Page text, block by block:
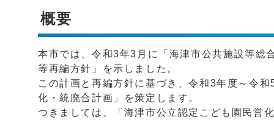
概要
本市では、令和3年3月に「海津市公共施設等総
等再編方針」を示しました。
この計画と再編方針に基づき、令和3年度～令
化・統廃合計画」を策定します。
つきましては、「海津市公立認定こども園民営